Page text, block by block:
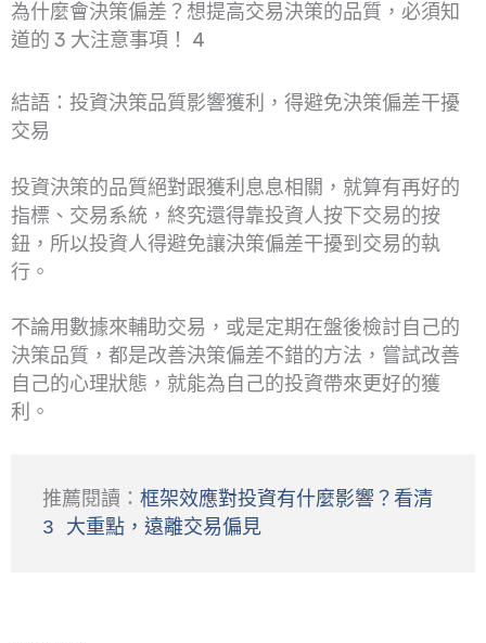
為什麼會決策偏差？想提高交易決策的品質，必須知
道的 3 大注意事項！ 4
結語：投資決策品質影響獲利，得避免決策偏差干擾
交易
投資決策的品質絕對跟獲利息息相關，就算有再好的
指標、交易系統，終究還得靠投資人按下交易的按
鈕，所以投資人得避免讓決策偏差干擾到交易的執
行。
不論用數據來輔助交易，或是定期在盤後檢討自己的
決策品質，都是改善決策偏差不錯的方法，嘗試改善
自己的心理狀態，就能為自己的投資帶來更好的獲
利。
推薦閱讀： 框架效應對投資有什麼影響？看清
3 大重點，遠離交易偏見